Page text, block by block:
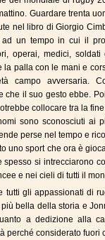
Guardare trenta
nel libro di Giorgio
un tempo in cui il
operai, medici,
palla con le mani e
campo avversaria.
il suo gesto ebbe.
collocare tra la
sono sconosciuti ai
perse nel tempo e
uno sport che ora è
si intrecciarono
e nei cieli di tutti il
gli appassionati di
bella della storia e
a dedizione alla
perché considerato fuori